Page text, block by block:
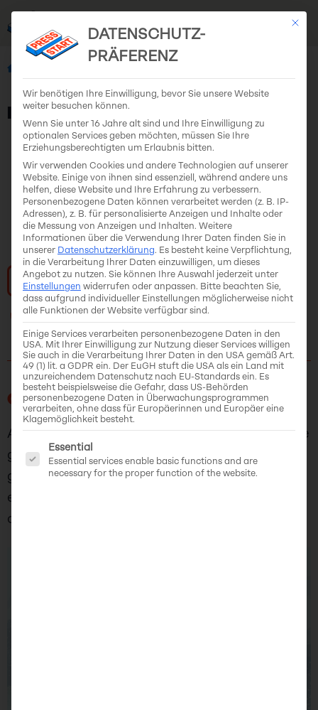
CO-OPEN 2
A lighthearted first-person nonlinear adventure
game with many quests and secrets. The new
game is set during New Year holidays and
explores the importance of community, self-
organisation, and DIY culture.
lowpolis
Visit Website
Mit
DATENSCHUTZ-
PRÄFERENZ
Wir benötigen Ihre Einwilligung, bevor Sie unsere Website
weiter besuchen können.
Wenn Sie unter 16 Jahre alt sind und Ihre Einwilligung zu
optionalen Services geben möchten, müssen Sie Ihre
Erziehungsberechtigten um Erlaubnis bitten.
Wir verwenden Cookies und andere Technologien auf unserer
Website. Einige von ihnen sind essenziell, während andere uns
helfen, diese Website und Ihre Erfahrung zu verbessern.
Personenbezogene Daten können verarbeitet werden (z. B. IP-
Adressen), z. B. für personalisierte Anzeigen und Inhalte oder
die Messung von Anzeigen und Inhalten. Weitere
Informationen über die Verwendung Ihrer Daten finden Sie in
unserer Datenschutzerklärung. Es besteht keine Verpflichtung,
in die Verarbeitung Ihrer Daten einzuwilligen, um dieses
Angebot zu nutzen. Sie können Ihre Auswahl jederzeit unter
Einstellungen widerrufen oder anpassen. Bitte beachten Sie,
dass aufgrund individueller Einstellungen möglicherweise nicht
alle Funktionen der Website verfügbar sind.
Einige Services verarbeiten personenbezogene Daten in den
USA. Mit Ihrer Einwilligung zur Nutzung dieser Services willigen
Sie auch in die Verarbeitung Ihrer Daten in den USA gemäß Art.
49 (1) lit. a GDPR ein. Der EuGH stuft die USA als ein Land mit
unzureichendem Datenschutz nach EU-Standards ein. Es
besteht beispielsweise die Gefahr, dass US-Behörden
personenbezogene Daten in Überwachungsprogrammen
verarbeiten, ohne dass für Europäerinnen und Europäer eine
Klagemöglichkeit besteht.
Es folgt eine Liste der Service-Gruppen, für
Essential
Essential services enable basic functions and are
necessary for the proper function of the website.